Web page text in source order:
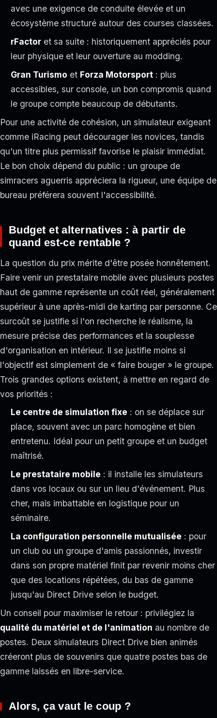
avec une exigence de conduite élevée et un
écosystème structuré autour des courses classées.
rFactor et sa suite : historiquement appréciés pour
leur physique et leur ouverture au modding.
Gran Turismo et Forza Motorsport : plus
accessibles, sur console, un bon compromis quand
le groupe compte beaucoup de débutants.
Pour une activité de cohésion, un simulateur exigeant
comme iRacing peut décourager les novices, tandis
qu'un titre plus permissif favorise le plaisir immédiat.
Le bon choix dépend du public : un groupe de
simracers aguerris appréciera la rigueur, une équipe de
bureau préférera souvent l'accessibilité.
Budget et alternatives : à partir de
quand est-ce rentable ?
La question du prix mérite d'être posée honnêtement.
Faire venir un prestataire mobile avec plusieurs postes
haut de gamme représente un coût réel, généralement
supérieur à une après-midi de karting par personne. Ce
surcoût se justifie si l'on recherche le réalisme, la
mesure précise des performances et la souplesse
d'organisation en intérieur. Il se justifie moins si
l'objectif est simplement de « faire bouger » le groupe.
Trois grandes options existent, à mettre en regard de
vos priorités :
Le centre de simulation fixe : on se déplace sur
place, souvent avec un parc homogène et bien
entretenu. Idéal pour un petit groupe et un budget
maîtrisé.
Le prestataire mobile : il installe les simulateurs
dans vos locaux ou sur un lieu d'événement. Plus
cher, mais imbattable en logistique pour un
séminaire.
La configuration personnelle mutualisée : pour
un club ou un groupe d'amis passionnés, investir
dans son propre matériel finit par revenir moins cher
que des locations répétées, du bas de gamme
jusqu'au Direct Drive selon le budget.
Un conseil pour maximiser le retour : privilégiez la
qualité du matériel et de l'animation au nombre de
postes. Deux simulateurs Direct Drive bien animés
créeront plus de souvenirs que quatre postes bas de
gamme laissés en libre-service.
Alors, ça vaut le coup ?